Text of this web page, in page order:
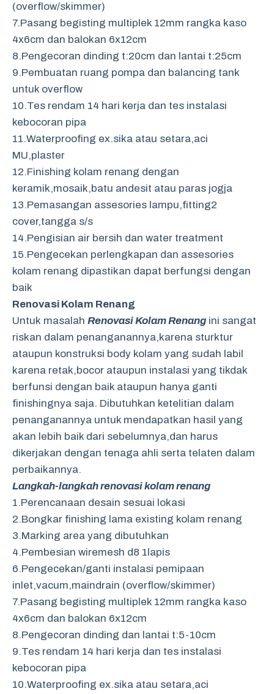
(overflow/skimmer)
7.Pasang begisting multiplek 12mm rangka kaso
4x6cm dan balokan 6x12cm
8.Pengecoran dinding t:20cm dan lantai t:25cm
9.Pembuatan ruang pompa dan balancing tank
untuk overflow
10.Tes rendam 14 hari kerja dan tes instalasi
kebocoran pipa
11.Waterproofing ex.sika atau setara,aci
MU,plaster
12.Finishing kolam renang dengan
keramik,mosaik,batu andesit atau paras jogja
13.Pemasangan assesories lampu,fitting2
cover,tangga s/s
14.Pengisian air bersih dan water treatment
15.Pengecekan perlengkapan dan assesories
kolam renang dipastikan dapat berfungsi dengan
baik
Renovasi Kolam Renang
Untuk masalah Renovasi Kolam Renang ini sangat
riskan dalam penanganannya,karena sturktur
ataupun konstruksi body kolam yang sudah labil
karena retak,bocor ataupun instalasi yang tikdak
berfunsi dengan baik ataupun hanya ganti
finishingnya saja. Dibutuhkan ketelitian dalam
penanganannya untuk mendapatkan hasil yang
akan lebih baik dari sebelumnya,dan harus
dikerjakan dengan tenaga ahli serta telaten dalam
perbaikannya.
Langkah-langkah renovasi kolam renang
1.Perencanaan desain sesuai lokasi
2.Bongkar finishing lama existing kolam renang
3.Marking area yang dibutuhkan
4.Pembesian wiremesh d8 1lapis
6.Pengecekan/ganti instalasi pemipaan
inlet,vacum,maindrain (overflow/skimmer)
7.Pasang begisting multiplek 12mm rangka kaso
4x6cm dan balokan 6x12cm
8.Pengecoran dinding dan lantai t:5-10cm
9.Tes rendam 14 hari kerja dan tes instalasi
kebocoran pipa
10.Waterproofing ex.sika atau setara,aci